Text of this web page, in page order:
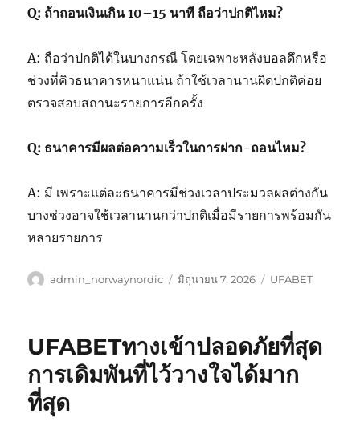
Q: ถ้าถอนเงินเกิน 10–15 นาที ถือว่าปกติไหม?
A: ถือว่าปกติได้ในบางกรณี โดยเฉพาะหลังบอลดึกหรือ
ช่วงที่คิวธนาคารหนาแน่น ถ้าใช้เวลานานผิดปกติค่อย
ตรวจสอบสถานะรายการอีกครั้ง
Q: ธนาคารมีผลต่อความเร็วในการฝาก-ถอนไหม?
A: มี เพราะแต่ละธนาคารมีช่วงเวลาประมวลผลต่างกัน
บางช่วงอาจใช้เวลานานกว่าปกติเมื่อมีรายการพร้อมกัน
หลายรายการ
ผู้
admin_norwaynordic
เขียน
มิถุนายน 7, 2026
หมวด
UFABET
UFABETทางเข้าปลอดภัยที่สุด
การเดิมพันที่ไว้วางใจได้มาก
ที่สุด